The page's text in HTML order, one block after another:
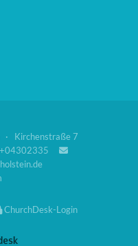
· Kirchenstraße 7

ChurchDesk-Login